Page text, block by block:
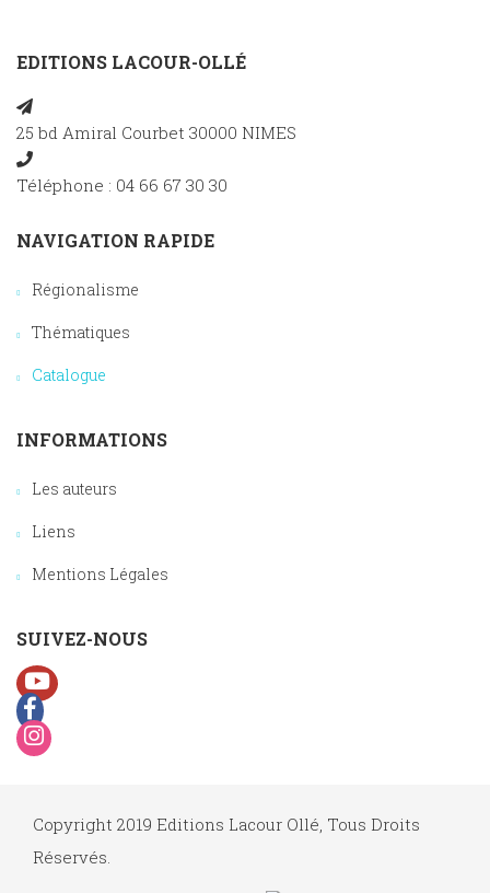
EDITIONS LACOUR-OLLÉ
25 bd Amiral Courbet 30000 NIMES
Téléphone : 04 66 67 30 30
NAVIGATION RAPIDE
Régionalisme
Thématiques
Catalogue
INFORMATIONS
Les auteurs
Liens
Mentions Légales
SUIVEZ-NOUS
Copyright 2019 Editions Lacour Ollé, Tous Droits
Réservés.